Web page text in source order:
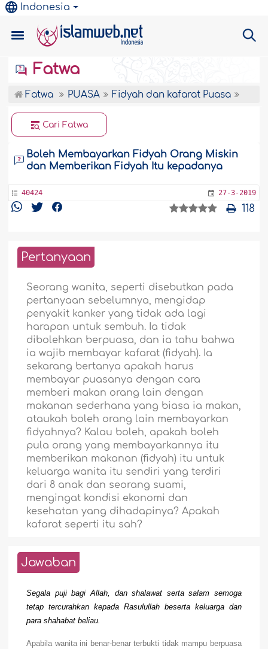
Indonesia
Fatwa
Fatwa PUASA Fidyah dan kafarat Puasa
Cari Fatwa
Boleh Membayarkan Fidyah Orang Miskin
dan Memberikan Fidyah Itu kepadanya
40424 27-3-2019
118
Pertanyaan
Seorang wanita, seperti disebutkan pada
pertanyaan sebelumnya, mengidap
penyakit kanker yang tidak ada lagi
harapan untuk sembuh. Ia tidak
dibolehkan berpuasa, dan ia tahu bahwa
ia wajib membayar kafarat (fidyah). Ia
sekarang bertanya apakah harus
membayar puasanya dengan cara
memberi makan orang lain dengan
makanan sederhana yang biasa ia makan,
ataukah boleh orang lain membayarkan
fidyahnya? Kalau boleh, apakah boleh
pula orang yang membayarkannya itu
memberikan makanan (fidyah) itu untuk
keluarga wanita itu sendiri yang terdiri
dari 8 anak dan seorang suami,
mengingat kondisi ekonomi dan
kesehatan yang dihadapinya? Apakah
kafarat seperti itu sah?
Jawaban
Segala puji bagi Allah, dan shalawat serta salam semoga
tetap tercurahkan kepada Rasulullah beserta keluarga dan
para shahabat beliau.
Apabila wanita ini benar-benar terbukti tidak mampu berpuasa